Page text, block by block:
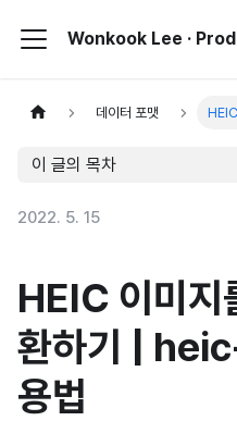
Wonkook Lee ·
데이터 포맷
이 글의 목차
2022. 5. 15
HEIC 이미지
환하기 |
용법